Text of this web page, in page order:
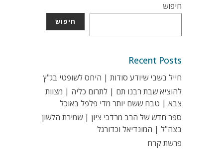
חיפוש
חיפוש
Recent Posts
חייל בשבי שיודע סודות | היחס לשופטי בג"ץ
להוציא שבת רבנו תם | לתרום כליה | מצוות
צבא | טבח ששם יותר מדי פלפל באוכל
ספר חדש של הרב מרדכי ציון | שמירת הלשון
בצה"ל | המונדיאל וכדורגל
פרשת קרח